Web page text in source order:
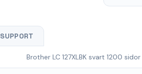
SUPPORT
Brother LC 127XLBK svart 1200